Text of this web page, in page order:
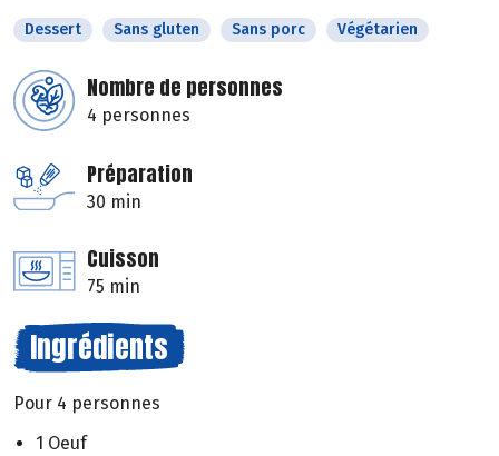
Dessert Sans gluten Sans porc Végétarien
Nombre de personnes
4 personnes
Préparation
30 min
Cuisson
75 min
Ingrédients
Pour 4 personnes
1 Oeuf